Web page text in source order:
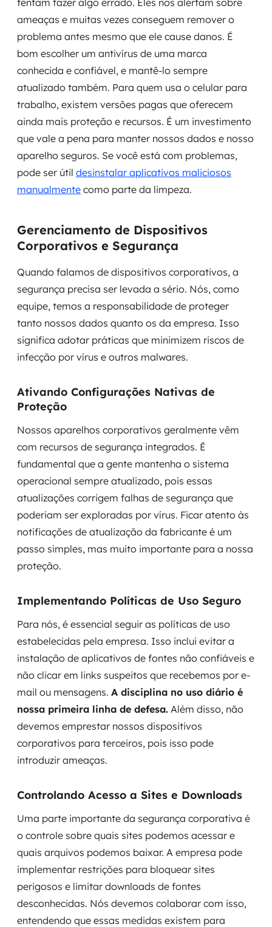
tentam fazer algo errado. Eles nos alertam sobre
ameaças e muitas vezes conseguem remover o
problema antes mesmo que ele cause danos. É
bom escolher um antivírus de uma marca
conhecida e confiável, e mantê-lo sempre
atualizado também. Para quem usa o celular para
trabalho, existem versões pagas que oferecem
ainda mais proteção e recursos. É um investimento
que vale a pena para manter nossos dados e nosso
aparelho seguros. Se você está com problemas,
pode ser útil desinstalar aplicativos maliciosos
manualmente como parte da limpeza.
Gerenciamento de Dispositivos
Corporativos e Segurança
Quando falamos de dispositivos corporativos, a
segurança precisa ser levada a sério. Nós, como
equipe, temos a responsabilidade de proteger
tanto nossos dados quanto os da empresa. Isso
significa adotar práticas que minimizem riscos de
infecção por vírus e outros malwares.
Ativando Configurações Nativas de
Proteção
Nossos aparelhos corporativos geralmente vêm
com recursos de segurança integrados. É
fundamental que a gente mantenha o sistema
operacional sempre atualizado, pois essas
atualizações corrigem falhas de segurança que
poderiam ser exploradas por vírus. Ficar atento às
notificações de atualização da fabricante é um
passo simples, mas muito importante para a nossa
proteção.
Implementando Políticas de Uso Seguro
Para nós, é essencial seguir as políticas de uso
estabelecidas pela empresa. Isso inclui evitar a
instalação de aplicativos de fontes não confiáveis e
não clicar em links suspeitos que recebemos por e-
mail ou mensagens. A disciplina no uso diário é
nossa primeira linha de defesa. Além disso, não
devemos emprestar nossos dispositivos
corporativos para terceiros, pois isso pode
introduzir ameaças.
Controlando Acesso a Sites e Downloads
Uma parte importante da segurança corporativa é
o controle sobre quais sites podemos acessar e
quais arquivos podemos baixar. A empresa pode
implementar restrições para bloquear sites
perigosos e limitar downloads de fontes
desconhecidas. Nós devemos colaborar com isso,
entendendo que essas medidas existem para